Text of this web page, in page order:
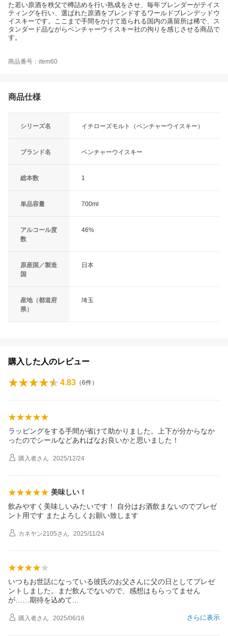
た若い原酒を秩父で樽詰めを行い熟成をさせ、毎年ブレンダーがテイス
ティングを行い、選ばれた原酒をブレンドするワールドブレンデッドウ
イスキーです。ここまで手間をかけて造られる国内の蒸留所は稀で、ス
タンダード品ながらベンチャーウイスキー社の拘りを感じさせる商品で
す。
商品番号：item60
商品仕様
シリーズ名 イチローズモルト（ベンチャーウイスキー）
ブランド名 ベンチャーウイスキー
総本数 1
単品容量 700ml
アルコール度
数
46%
原産国／製造
国
日本
産地（都道府
県）
埼玉
購入した人のレビュー
4.83 （6件）
ラッピングをする手間が省けて助かりました。上下が分からなか
ったのでシールなどあればなお良いかと思いました！
購入者さん 2025/12/24
美味しい！
飲みやすく美味しいみたいです！ 自分はお酒飲まないのでプレゼ
ント用です またよろしくお願い致します
カネヤン2105さん 2025/11/24
いつもお世話になっている彼氏のお父さんに父の日としてプレゼ
ントしました。まだ飲んでないので、感想はもらってません
が……期待を込めて
さらに表示
購入者さん 2025/06/16